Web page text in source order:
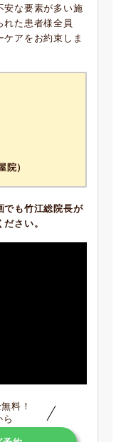
安な要素が多い施
れた患者様全員
アをお約束しま
院）
でも竹江総院長が
さい。
料！
ら